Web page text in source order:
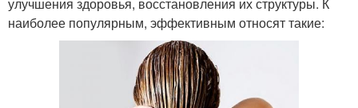
улучшения здоровья, восстановления их структуры. К
наиболее популярным, эффективным относят такие: